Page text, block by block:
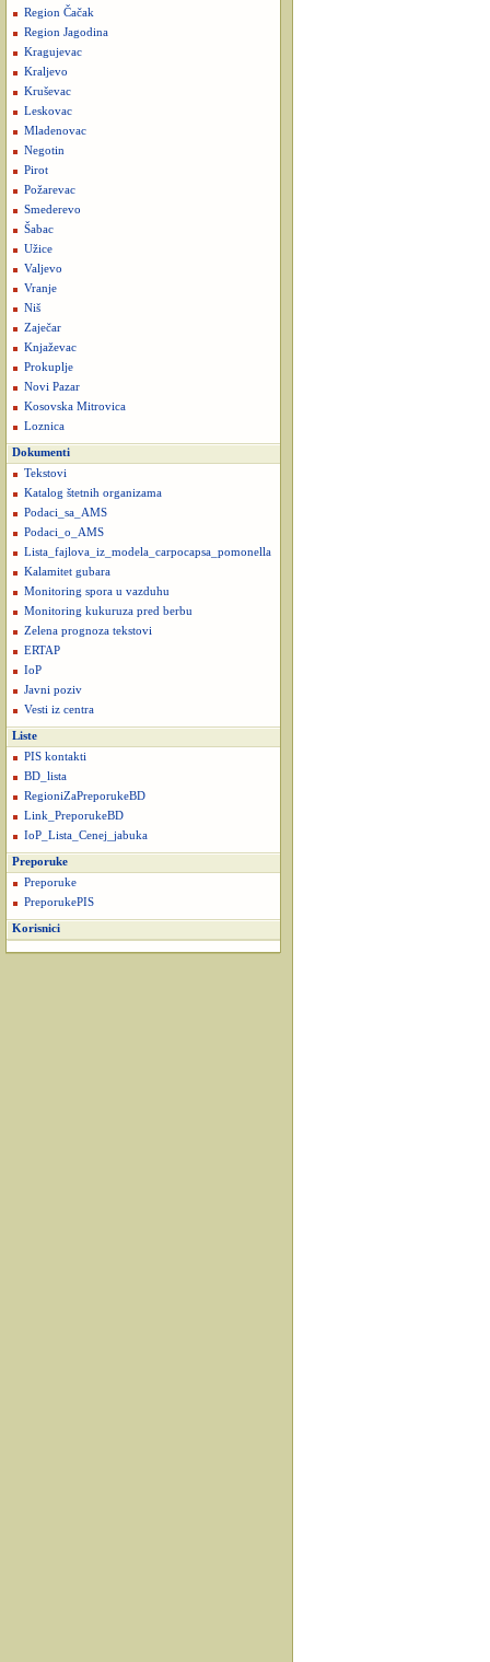
Region Čačak
Region Jagodina
Kragujevac
Kraljevo
Kruševac
Leskovac
Mladenovac
Negotin
Pirot
Požarevac
Smederevo
Šabac
Užice
Valjevo
Vranje
Niš
Zaječar
Knjaževac
Prokuplje
Novi Pazar
Kosovska Mitrovica
Loznica
Dokumenti
Tekstovi
Katalog štetnih organizama
Podaci_sa_AMS
Podaci_o_AMS
Lista_fajlova_iz_modela_carpocapsa_pomonella
Kalamitet gubara
Monitoring spora u vazduhu
Monitoring kukuruza pred berbu
Zelena prognoza tekstovi
ERTAP
IoP
Javni poziv
Vesti iz centra
Liste
PIS kontakti
BD_lista
RegioniZaPreporukeBD
Link_PreporukeBD
IoP_Lista_Cenej_jabuka
Preporuke
Preporuke
PreporukePIS
Korisnici